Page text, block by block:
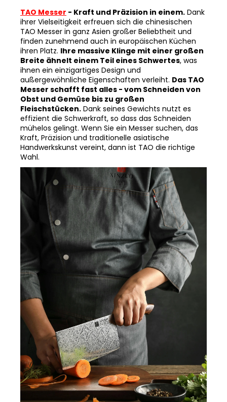
TAO Messer- Kraft und Präzision in einem. Dank
ihrer Vielseitigkeit erfreuen sich die chinesischen
TAO Messer in ganz Asien großer Beliebtheit und
finden zunehmend auch in europäischen Küchen
ihren Platz. Ihre massive Klinge mit einer großen
Breite ähnelt einem Teil eines Schwertes
ihnen ein einzigartiges Design und
außergewöhnliche Eigenschaften verleiht. Das TAO
Messer schafft fast alles - vom Schneiden von
Obst und Gemüse bis zu großen
Fleischstücken. Dank seines Gewichts nutzt es
effizient die Schwerkraft, so dass das Schneiden
mühelos gelingt. Wenn Sie ein Messer suchen, das
Kraft, Präzision und traditionelle asiatische
Handwerkskunst vereint, dann ist TAO die richtige
Wahl.